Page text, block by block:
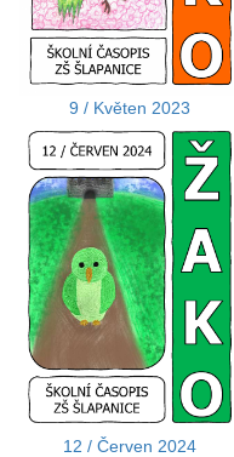
9 / Květen 2023
12 / Červen 2024